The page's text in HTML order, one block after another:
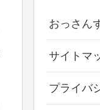
おっさん
サイトマ
プライバ